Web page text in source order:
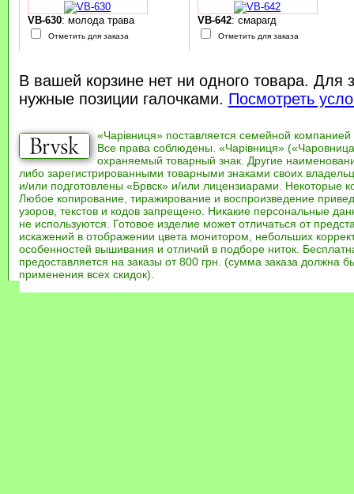
VB-630: молода трава
Отметить для заказа
VB-642: смарагд
Отметить для заказа
В вашей корзине нет ни одного товара. Для
нужные позиции галочками. Посмотреть
«Чарівниця» поставляется семейной компанией
Все права соблюдены. «Чарівниця»
охраняемый товарный знак. Другие
либо зарегистрированными товарными знаками своих
и/или подготовлены «Брвск» и/или лицензиарами. Некоторые
Любое копирование, тиражирование и воспроизведение
узоров, текстов и кодов запрещено. Никакие персональные
не используются. Готовое изделие может отличаться от
искажений в отображении цвета монитором, небольших
особенностей вышивания и отличий в подборе ниток.
предоставляется на заказы от 800 грн. (сумма заказа должна
применения всех скидок).